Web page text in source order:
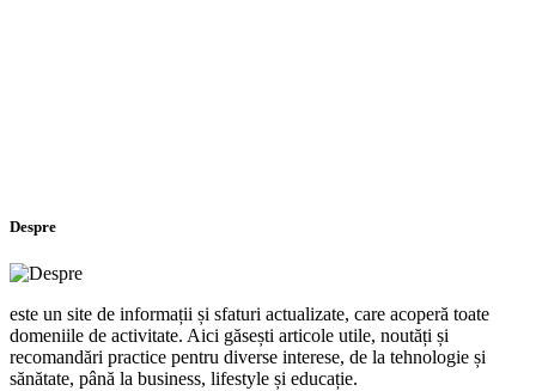
Despre
este un site de informații și sfaturi actualizate, care acoperă toate
domeniile de activitate. Aici găsești articole utile, noutăți și
recomandări practice pentru diverse interese, de la tehnologie și
sănătate, până la business, lifestyle și educație.